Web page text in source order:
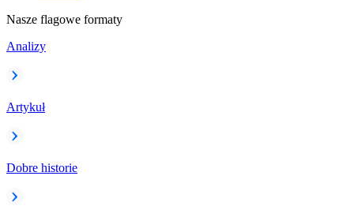
Nasze flagowe formaty
Analizy
Artykuł
Dobre historie